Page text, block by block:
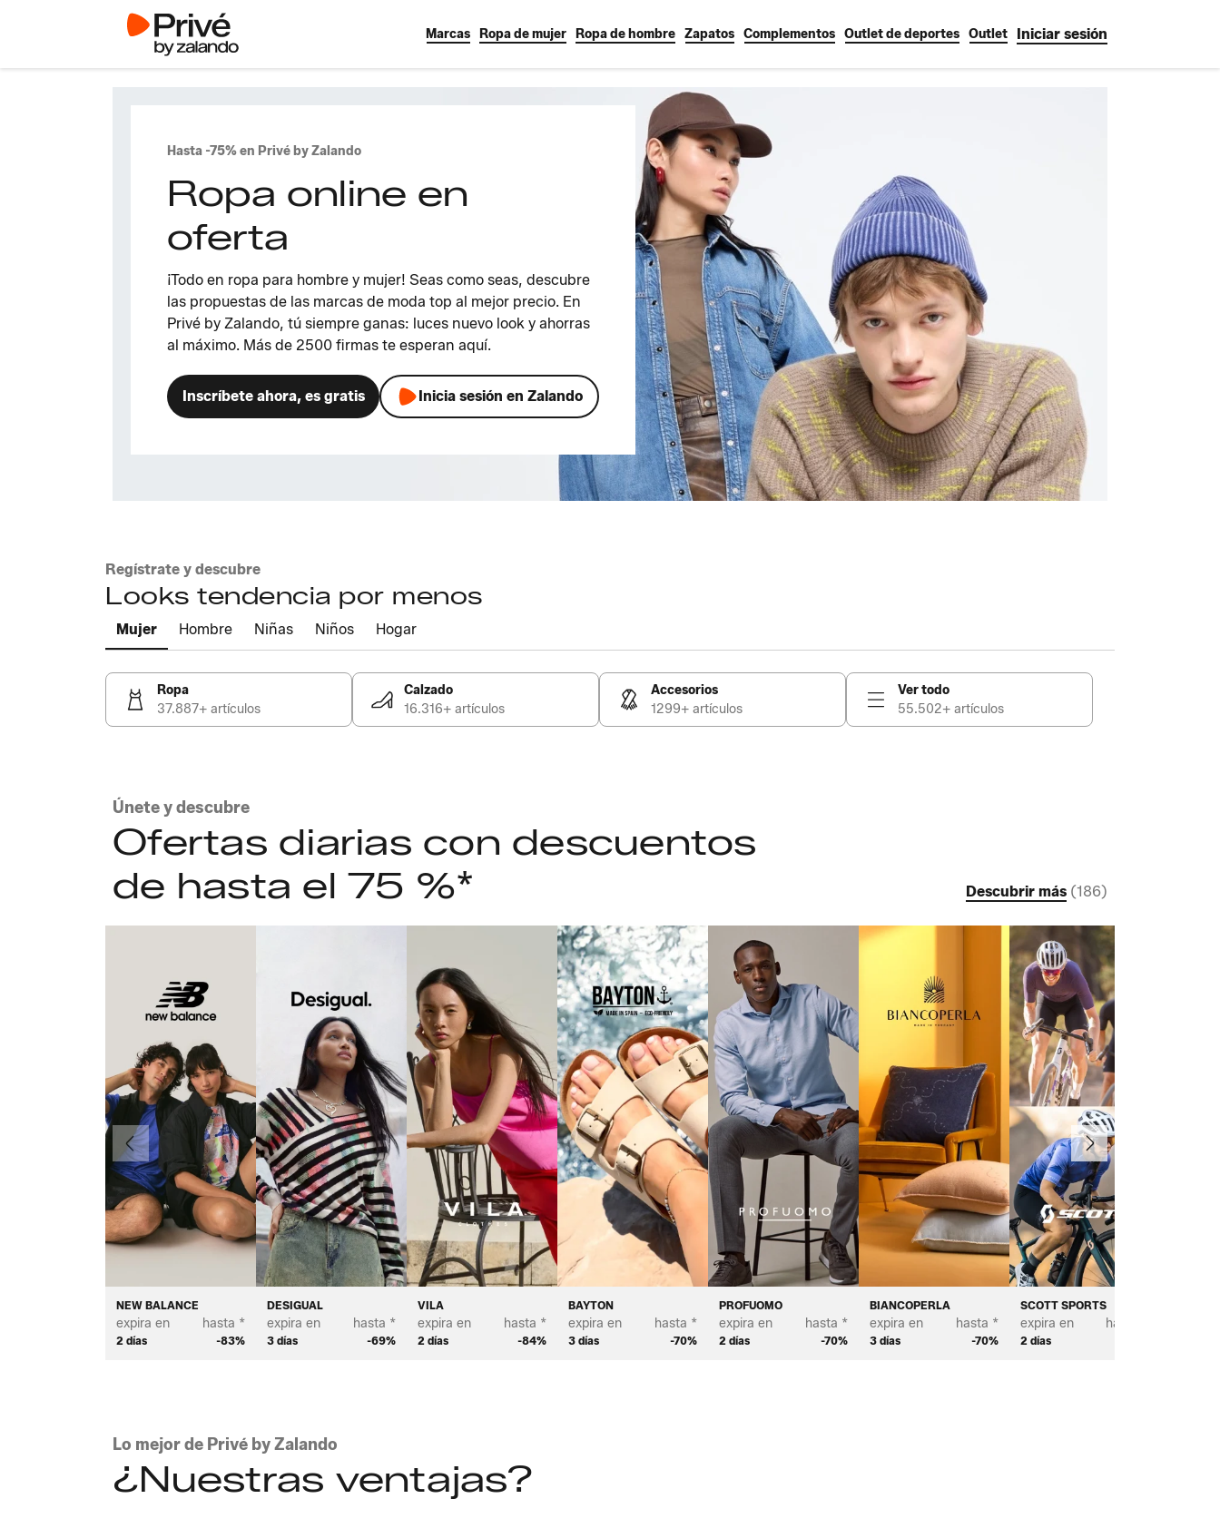
Marcas Ropa de mujer Ropa de hombre Zapatos Complementos Outlet de deportes Outlet Iniciar sesión
Hasta -75% en Privé by Zalando
Ropa online en
oferta
¡Todo en ropa para hombre y mujer! Seas como seas, descubre
las propuestas de las marcas de moda top al mejor precio. En
Privé by Zalando, tú siempre ganas: luces nuevo look y ahorras
al máximo. Más de 2500 firmas te esperan aquí.
Inscríbete ahora, es gratis Inicia sesión en Zalando
Regístrate y descubre
Looks tendencia por menos
Mujer Hombre Niñas Niños Hogar
Ropa
37.887+ artículos
Calzado
16.316+ artículos
Accesorios
1299+ artículos
Ver todo
55.502+ artículos
Únete y descubre
Ofertas diarias con descuentos
de hasta el 75 %*
Descubrir más (186)
NEW BALANCE
expira en
2 días
hasta *
-83%
DESIGUAL
expira en
3 días
hasta *
-69%
VILA
expira en
2 días
hasta *
-84%
BAYTON
expira en
3 días
hasta *
-70%
PROFUOMO
expira en
2 días
hasta *
-70%
BIANCOPERLA
expira en
3 días
hasta *
-70%
SCOTT SPORTS
expira en
2 días
hasta *
Anteriormente Continuar
Lo mejor de Privé by Zalando
¿Nuestras ventajas?